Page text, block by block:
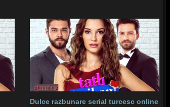
Dulce razbunare serial turcesc online